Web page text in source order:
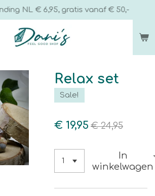
NL € 6,95, gratis vanaf € 50,-
Relax set
Sale!
€ 19,95 € 24,95
In
winkelwagen